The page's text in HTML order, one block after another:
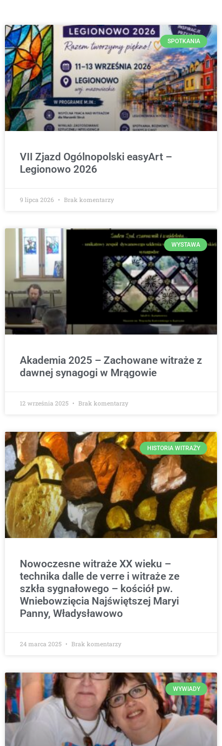
SPOTKANIA
VII Zjazd Ogólnopolski easyArt –
Legionowo 2026
9 lipca 2026 Brak komentarzy
WYSTAWA
Akademia 2025 – Zachowane witraże z
dawnej synagogi w Mrągowie
12 września 2025 Brak komentarzy
HISTORIA WITRAŻY
Nowoczesne witraże XX wieku –
technika dalle de verre i witraże ze
szkła sygnałowego – kościół pw.
Wniebowzięcia Najświętszej Maryi
Panny, Władysławowo
24 marca 2025 Brak komentarzy
WYWIADY